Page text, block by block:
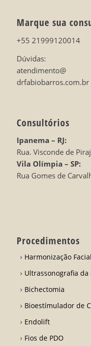
Marque sua
+55 21999120014
Dúvidas:
atendimento@
drfabiobarros.com.br
Consultórios
Ipanema – RJ:
Rua. Visconde de
Vila Olímpia – SP:
Rua Gomes de
Procedimentos
Harmonização Facial
Ultrassonografia da
Bichectomia
Bioestímulador de
Endolift
Fios de PDO